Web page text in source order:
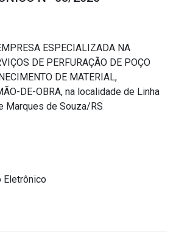
ESPECIALIZADA NA
DE PERFURAÇÃO DE POÇO
DE MATERIAL,
DE-OBRA, na localidade de Linha
Marques de Souza/RS
Eletrônico